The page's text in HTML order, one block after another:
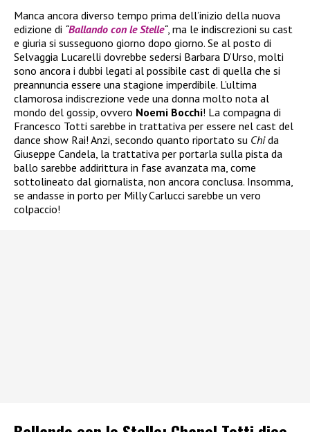
Manca ancora diverso tempo prima dell’inizio della nuova
edizione di “Ballando con le Stelle“, ma le indiscrezioni su cast
e giuria si susseguono giorno dopo giorno. Se al posto di
Selvaggia Lucarelli dovrebbe sedersi Barbara D’Urso, molti
sono ancora i dubbi legati al possibile cast di quella che si
preannuncia essere una stagione imperdibile. L’ultima
clamorosa indiscrezione vede una donna molto nota al
mondo del gossip, ovvero Noemi Bocchi! La compagna di
Francesco Totti sarebbe in trattativa per essere nel cast del
dance show Rai! Anzi, secondo quanto riportato su Chida
Giuseppe Candela, la trattativa per portarla sulla pista da
ballo sarebbe addirittura in fase avanzata ma, come
sottolineato dal giornalista, non ancora conclusa. Insomma,
se andasse in porto per Milly Carlucci sarebbe un vero
colpaccio!